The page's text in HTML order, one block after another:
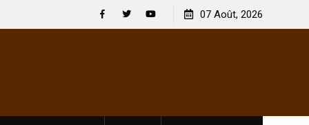
se
[France-Présidentielle 2027] Les enjeux de
souveraineté démocratique sévèrement touchés ?
07 Août, 2026